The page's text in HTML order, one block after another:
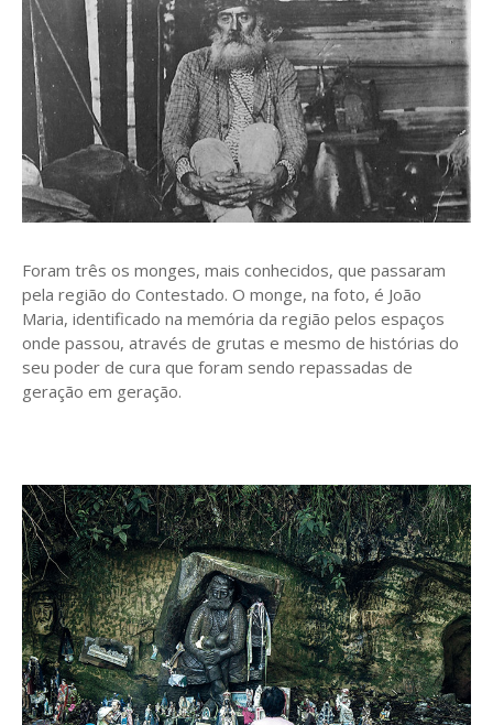
Foram três os monges, mais conhecidos, que passaram
pela região do Contestado. O monge, na foto, é João
Maria, identificado na memória da região pelos espaços
onde passou, através de grutas e mesmo de histórias do
seu poder de cura que foram sendo repassadas de
geração em geração.